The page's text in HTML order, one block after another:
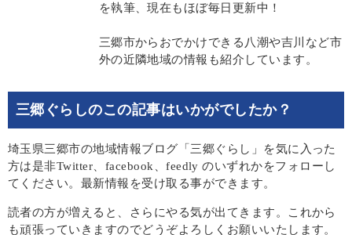
を執筆、現在もほぼ毎日更新中！
三郷市からおでかけできる八潮や吉川など市
外の近隣地域の情報も紹介しています。
三郷ぐらしのこの記事はいかがでしたか？
埼玉県三郷市の地域情報ブログ「三郷ぐらし」を気に入った
方は是非Twitter、facebook、feedly のいずれかをフォローし
てください。最新情報を受け取る事ができます。
読者の方が増えると、さらにやる気が出てきます。これから
も頑張っていきますのでどうぞよろしくお願いいたします。